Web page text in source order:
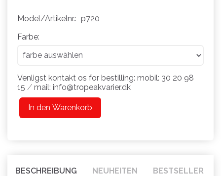
Model/Artikelnr.: p720
Farbe:
Venligst kontakt os for bestilling: mobil: 30 20 98
15 ⁄ mail: info@tropeakvarier.dk
In den Warenkorb
BESCHREIBUNG NEUHEITEN BESTSELLER